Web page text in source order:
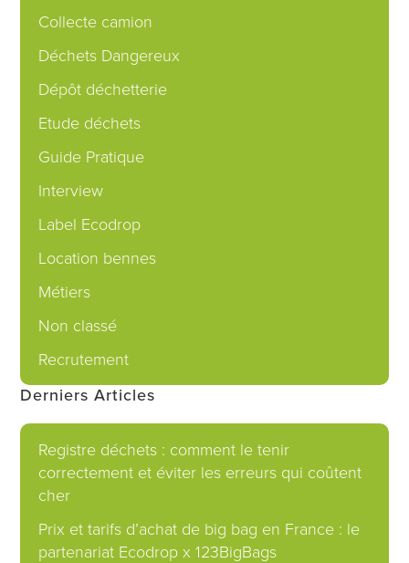
Collecte camion
Déchets Dangereux
Dépôt déchetterie
Etude déchets
Guide Pratique
Interview
Label Ecodrop
Location bennes
Métiers
Non classé
Recrutement
Derniers Articles
Registre déchets : comment le tenir
correctement et éviter les erreurs qui coûtent
cher
Prix et tarifs d’achat de big bag en France : le
partenariat Ecodrop x 123BigBags